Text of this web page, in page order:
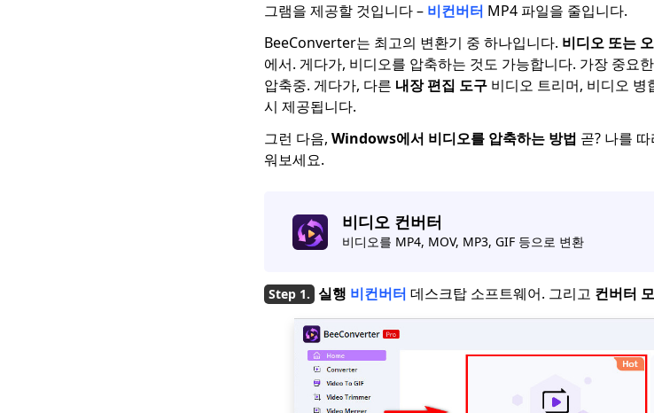
그램을 제공할 것입니다 – 비컨버터 MP4 파일을 줄입니다.
BeeConverter는 최고의 변환기 중 하나입니다. 비디오 또는
에서. 게다가, 비디오를 압축하는 것도 가능합니다. 가장 중요
압축중. 게다가, 다른 내장 편집 도구 비디오 트리머, 비디오
시 제공됩니다.
그런 다음, Windows에서 비디오를 압축하는 방법 곧? 나를
워보세요.
비디오 컨버터
비디오를 MP4, MOV, MP3, GIF 등으로 변환
실행 비컨버터 데스크탑 소프트웨어. 그리고 컨버터